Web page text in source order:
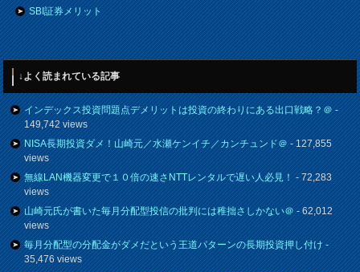
SBI証券メリット
↓よく読まれている記事
インデックス投資問題点デメリットは投資の終わりにある出口戦略？＠-
149,742 views
NISA長期投資ダメ！山崎元／水瀬ケンイチ／カンチュンド＠- 127,855
views
無線LAN機器変更で１０倍の速さNTTレンタルで遅い人必見！- 72,283
views
山崎元氏が書いた毎月分配型投信の批判には稚拙さしかない＠- 62,012
views
毎月分配型の分配金がダメだという王道パターンの長期投資押し付け-
35,476 views